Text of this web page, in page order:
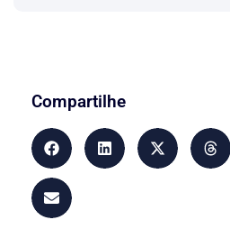
Compartilhe